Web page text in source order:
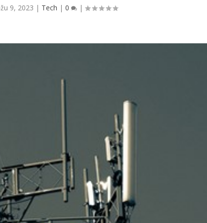
9, 2023 | Tech | 0 |